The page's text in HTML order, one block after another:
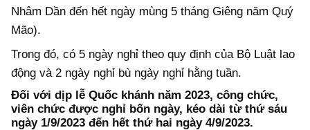
Nhâm Dần đến hết ngày mùng 5 tháng Giêng năm Quý
Mão).
Trong đó, có 5 ngày nghỉ theo quy định của Bộ Luật lao
động và 2 ngày nghỉ bù ngày nghỉ hằng tuần.
Đối với dịp lễ Quốc khánh năm 2023, công chức,
viên chức được nghỉ bốn ngày, kéo dài từ thứ sáu
ngày 1/9/2023 đến hết thứ hai ngày 4/9/2023.